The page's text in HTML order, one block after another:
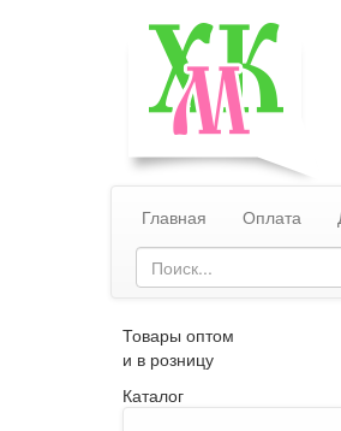
Главная Оплата
Товары оптом
и в розницу
Каталог